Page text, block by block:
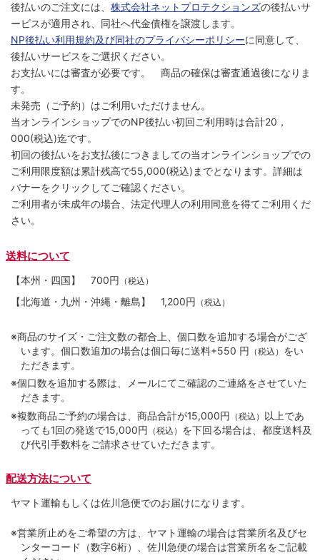
後払いのご注文には、 株式会社ネットプロテクションズの後払いサ
ービスが適用され、同社へ代金債権を譲渡します。
NP後払い利用規約及び同社のプライバシーポリシーに同意して、
後払いサービスをご選択ください。
お支払いには審査が必要です。 商品の確保は審査通過後になりま
す。
未発売（ご予約）はご利用いただけません。
当オンラインショップでのNP後払い初回ご利用時は合計20，
000(税込)迄です。
初回の後払いをお支払後につきましての当オンラインショップでの
ご利用限度額は累計残高で55,000(税込)までとなります。詳細は
バナーをクリックしてご確認ください。
ご利用者が未成年の場合、法定代理人の利用同意を得てご利用くだ
さい。
送料について
【本州・四国】 700円 （税込）
【北海道・九州・沖縄・離島】 1,200円 （税込）
※商品のサイズ・ご注文数の都合上、個口数を追加する場合がござ
います。個口数追加の場合は個口毎に送料+550 円 （税込） をい
ただきます。
※個口数を追加する際は、メールにてご確認のご連絡をさせていた
だきます。
※複数商品ご予約の場合は、商品合計が15,000円 （税込） 以上であ
っても1回の発送で15,000円 （税込） を下回る場合は、都度送料及
び代引手数料をご請求させていただきます。
配送方法について
ヤマト運輸もしくは佐川急便でのお届けになります。
※営業所止めをご希望の方は、ヤマト運輸の場合は営業所名及びセ
ンターコード（数字6桁）、佐川急便の場合は営業所名をご記載